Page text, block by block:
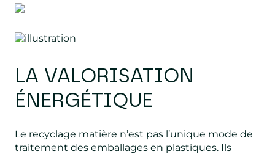
LA VALORISATION
ÉNERGÉTIQUE
Le recyclage matière n’est pas l’unique mode de
traitement des emballages en plastiques. Ils